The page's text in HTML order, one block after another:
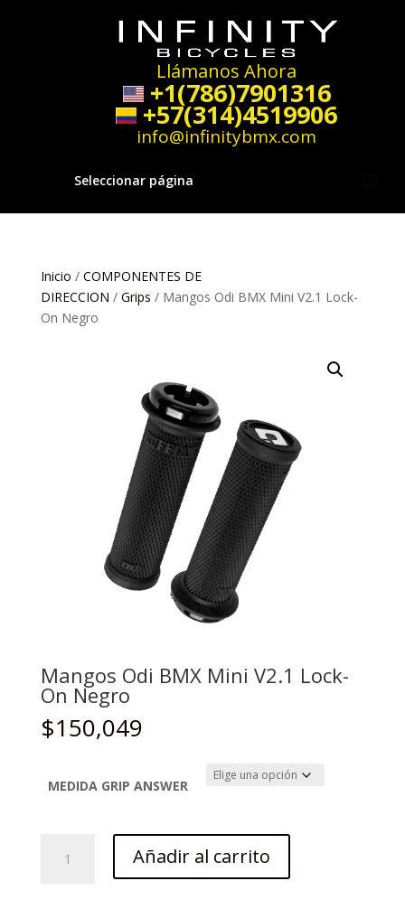
Llámanos Ahora
+1(786)7901316
+57(314)4519906
info@infinitybmx.com
Seleccionar página
Inicio / COMPONENTES DE
DIRECCION / Grips / Mangos Odi BMX Mini V2.1 Lock-
On Negro
Mangos Odi BMX Mini V2.1 Lock-
On Negro
$150,049
MEDIDA GRIP ANSWER
Añadir al carrito